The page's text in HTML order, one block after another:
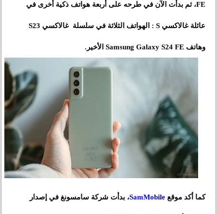
FE، ثم بدأت الآن في طرحه على أربعة هواتف ذكية أخرى في
عائلة غالاكسي S : الهواتف الثلاثة في سلسلة غالاكسي S23
وهاتف Samsung Galaxy S24 FE الأخير.
كما أكد موقعSamMobile، بدأت شركة سامسونغ في إصدار